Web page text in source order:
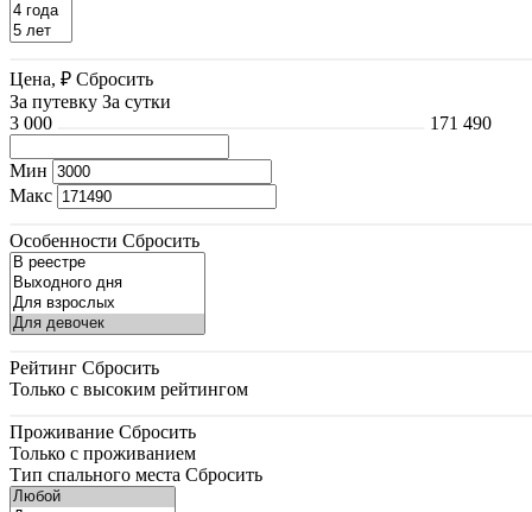
Цена, ₽ Сбросить
За путевку За сутки
3 000
171 490
Мин
Макс
Особенности Сбросить
Рейтинг Сбросить
Только с высоким рейтингом
Проживание Сбросить
Только с проживанием
Тип спального места Сбросить